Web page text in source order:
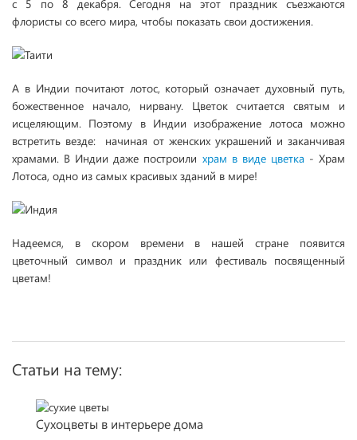
с 5 по 8 декабря. Сегодня на этот праздник съезжаются
флористы со всего мира, чтобы показать свои достижения.
А в Индии почитают лотос, который означает духовный путь,
божественное начало, нирвану. Цветок считается святым и
исцеляющим. Поэтому в Индии изображение лотоса можно
встретить везде: начиная от женских украшений и заканчивая
храмами. В Индии даже построили храм в виде цветка- Храм
Лотоса, одно из самых красивых зданий в мире!
Надеемся, в скором времени в нашей стране появится
цветочный символ и праздник или фестиваль посвященный
цветам!
Статьи на тему:
Сухоцветы в интерьере дома